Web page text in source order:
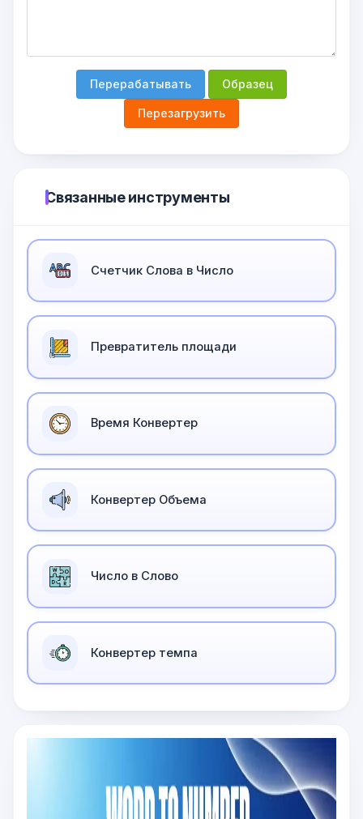
Перерабатывать Образец
Перезагрузить
Связанные инструменты
Счетчик Слова в Число
Превратитель площади
Время Конвертер
Конвертер Объема
Число в Слово
Конвертер темпа